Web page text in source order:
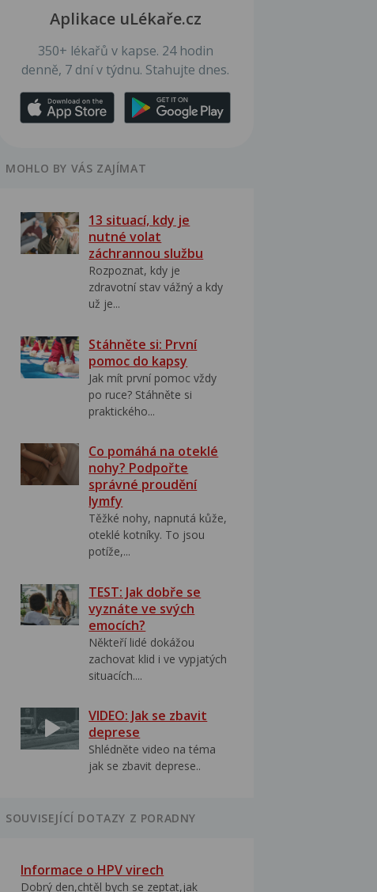
Aplikace uLékaře.cz
350+ lékařů v kapse. 24 hodin
denně, 7 dní v týdnu. Stahujte dnes.
MOHLO BY VÁS ZAJÍMAT
13 situací, kdy je
nutné volat
záchrannou službu
Rozpoznat, kdy je
zdravotní stav vážný a kdy
už je...
Stáhněte si: První
pomoc do kapsy
Jak mít první pomoc vždy
po ruce? Stáhněte si
praktického...
Co pomáhá na oteklé
nohy? Podpořte
správné proudění
lymfy
Těžké nohy, napnutá kůže,
oteklé kotníky. To jsou
potíže,...
TEST: Jak dobře se
vyznáte ve svých
emocích?
Někteří lidé dokážou
zachovat klid i ve vypjatých
situacích....
VIDEO: Jak se zbavit
deprese
Shlédněte video na téma
jak se zbavit deprese..
SOUVISEJÍCÍ DOTAZY Z PORADNY
Informace o HPV virech
Dobrý den,chtěl bych se zeptat,jak